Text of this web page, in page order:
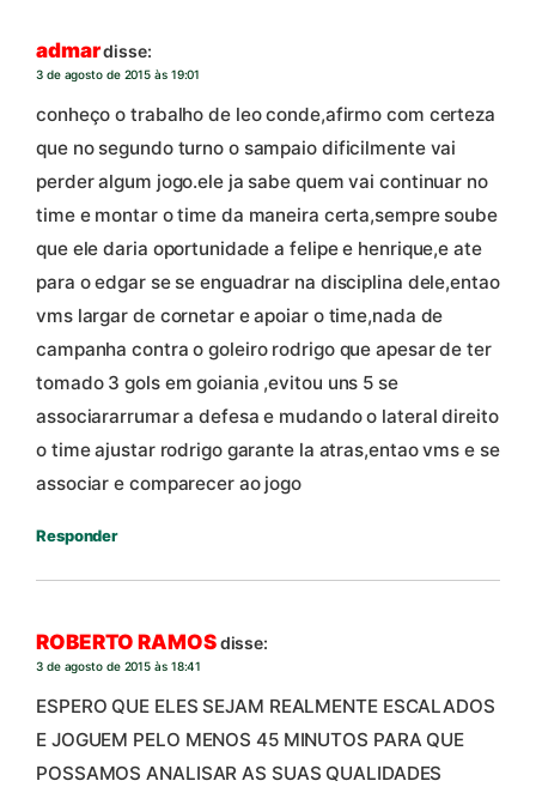
admardisse:
3 de agosto de 2015 às 19:01
conheço o trabalho de leo conde,afirmo com certeza
que no segundo turno o sampaio dificilmente vai
perder algum jogo.ele ja sabe quem vai continuar no
time e montar o time da maneira certa,sempre soube
que ele daria oportunidade a felipe e henrique,e ate
para o edgar se se enguadrar na disciplina dele,entao
vms largar de cornetar e apoiar o time,nada de
campanha contra o goleiro rodrigo que apesar de ter
tomado 3 gols em goiania ,evitou uns 5 se
associararrumar a defesa e mudando o lateral direito
o time ajustar rodrigo garante la atras,entao vms e se
associar e comparecer ao jogo
Responder
ROBERTO RAMOSdisse:
3 de agosto de 2015 às 18:41
ESPERO QUE ELES SEJAM REALMENTE ESCALADOS
E JOGUEM PELO MENOS 45 MINUTOS PARA QUE
POSSAMOS ANALISAR AS SUAS QUALIDADES